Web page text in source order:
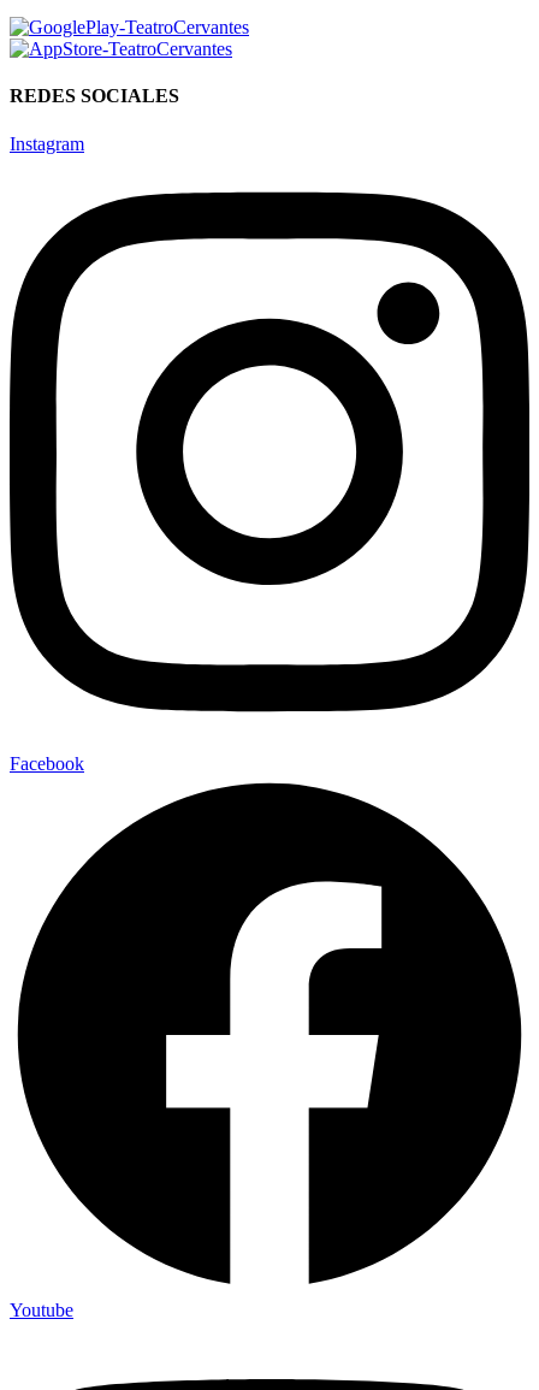
REDES SOCIALES
Instagram
Facebook
Youtube